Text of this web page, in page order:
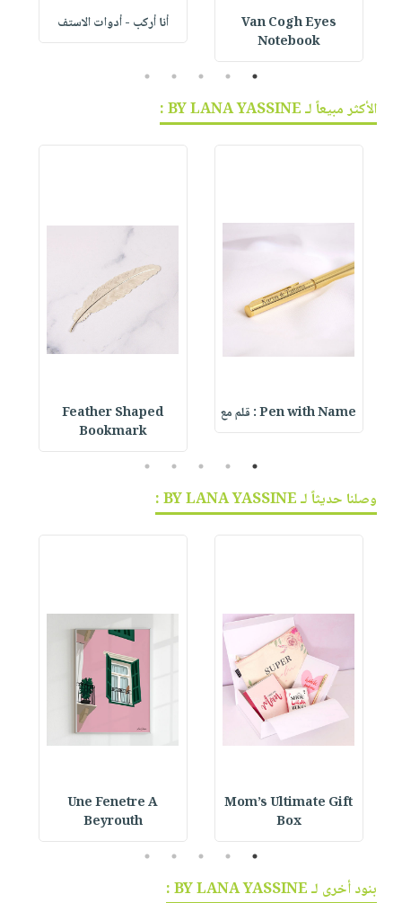
Van Cogh Eyes
Notebook
أنا أركب - أدوات الاستف
1
2
3
4
5
الأكثر مبيعاً لـ BY LANA YASSINE :
Pen with Name : قلم مع
Feather Shaped
Bookmark
1
2
3
4
5
وصلنا حديثاً لـ BY LANA YASSINE :
Mom’s Ultimate Gift
Box
Une Fenetre A
Beyrouth
1
2
3
4
5
بنود أخرى لـ BY LANA YASSINE :